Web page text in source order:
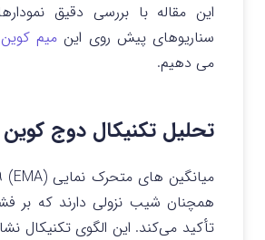
این مقاله با بررسی دقیق
سناریوهای پیش روی این میم کوین
می دهیم.
تحلیل تکنیکال دوج کوین
همچنان شیب نزولی دارند که بر
تأکید می‌کند. این الگوی تکنیکال